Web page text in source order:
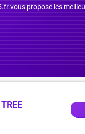
vous propose les